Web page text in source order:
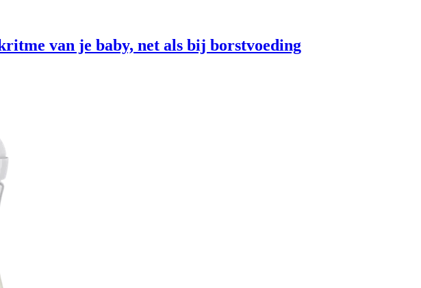
van je baby, net als bij borstvoeding